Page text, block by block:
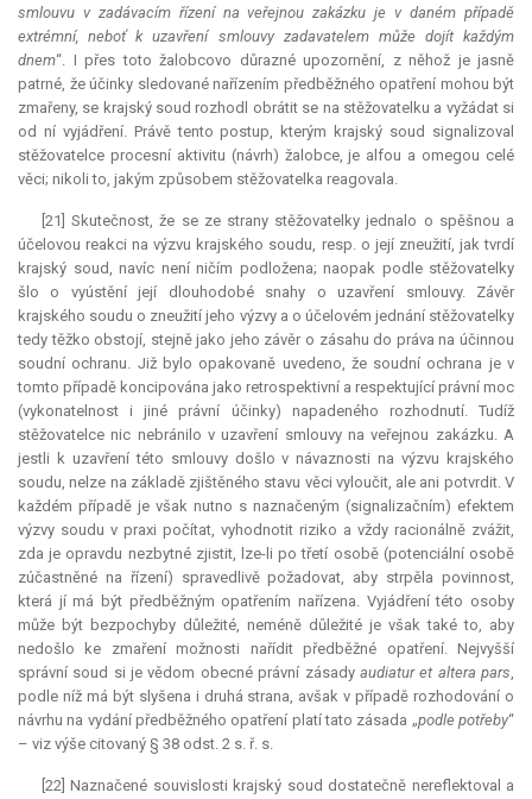
smlouvu v zadávacím řízení na veřejnou zakázku je v daném případě
extrémní, neboť k uzavření smlouvy zadavatelem může dojít každým
dnem“. I přes toto žalobcovo důrazné upozornění, z něhož je jasně
patrné, že účinky sledované nařízením předběžného opatření mohou být
zmařeny, se krajský soud rozhodl obrátit se na stěžovatelku a vyžádat si
od ní vyjádření. Právě tento postup, kterým krajský soud signalizoval
stěžovatelce procesní aktivitu (návrh) žalobce, je alfou a omegou celé
věci; nikoli to, jakým způsobem stěžovatelka reagovala.
[21] Skutečnost, že se ze strany stěžovatelky jednalo o spěšnou a
účelovou reakci na výzvu krajského soudu, resp. o její zneužití, jak tvrdí
krajský soud, navíc není ničím podložena; naopak podle stěžovatelky
šlo o vyústění její dlouhodobé snahy o uzavření smlouvy. Závěr
krajského soudu o zneužití jeho výzvy a o účelovém jednání stěžovatelky
tedy těžko obstojí, stejně jako jeho závěr o zásahu do práva na účinnou
soudní ochranu. Již bylo opakovaně uvedeno, že soudní ochrana je v
tomto případě koncipována jako retrospektivní a respektující právní moc
(vykonatelnost i jiné právní účinky) napadeného rozhodnutí. Tudíž
stěžovatelce nic nebránilo v uzavření smlouvy na veřejnou zakázku. A
jestli k uzavření této smlouvy došlo v návaznosti na výzvu krajského
soudu, nelze na základě zjištěného stavu věci vyloučit, ale ani potvrdit. V
každém případě je však nutno s naznačeným (signalizačním) efektem
výzvy soudu v praxi počítat, vyhodnotit riziko a vždy racionálně zvážit,
zda je opravdu nezbytné zjistit, lze-li po třetí osobě (potenciální osobě
zúčastněné na řízení) spravedlivě požadovat, aby strpěla povinnost,
která jí má být předběžným opatřením nařízena. Vyjádření této osoby
může být bezpochyby důležité, neméně důležité je však také to, aby
nedošlo ke zmaření možnosti nařídit předběžné opatření. Nejvyšší
správní soud si je vědom obecné právní zásady audiatur et altera pars,
podle níž má být slyšena i druhá strana, avšak v případě rozhodování o
návrhu na vydání předběžného opatření platí tato zásada „podle potřeby“
– viz výše citovaný § 38 odst. 2 s. ř. s.
[22] Naznačené souvislosti krajský soud dostatečně nereflektoval a